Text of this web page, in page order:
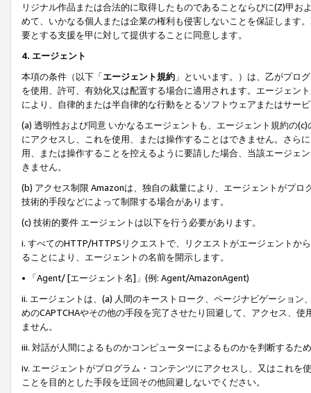
リジナル作品または合法的に取得したものであることならびに(Z)甲
めて、いかなる個人または企業の権利も侵害しないことを保証します
要とする支援を甲に対して提供することに同意します。
4. エージェント
本項の条件（以下「エージェント規約 」といいます。）は、乙がプロ
を使用、許可、有効化又は配置する場合に適用されます。エージェン
により、自律的または半自律的な行動をとるソフトウェアまたはサー
(a) 透明性および同意 いかなるエージェントも、エージェント規約の
にアクセスし、これを使用、または操作することはできません。さら
用、または操作することを控えるように要請した場合、当該エージェ
きません。
(b) アクセス制限 Amazonは、独自の裁量により、エージェントがプ
技術的手段などによって制限する場合があります。
(c) 技術的要件 エージェントは以下を行う必要があります。
i. すべてのHTTP/HTTPSリクエストで、リクエストがエージェントか
ることにより、エージェントの名前を開示します。
• 「Agent/ [エージェント名]」(例: Agent/AmazonAgent)
ii. エージェントは、(a) 人間のキーストローク、ページナビゲーショ
めのCAPTCHAやその他の手段を完了させたり回避して、アクセス、
ません。
iii. 対話が人間によるものかコンピューターによるものかを判断するた
iv. エージェントがプログラム・コンテンツにアクセスし、又はこれ
ことを目的とした手段を迂回その他回避しないでください。